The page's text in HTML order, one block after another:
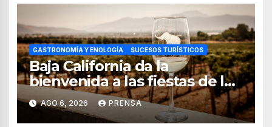
GASTRONOMÍA Y ENOLOGÍA SUCESOS TURÍSTICOS
Baja California da la
bienvenida a las fiestas de la
vendimia 2026
AGO 6, 2026 PRENSA